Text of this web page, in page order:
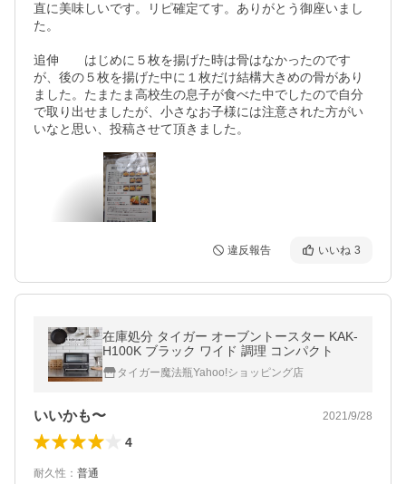
直に美味しいです。リピ確定てす。ありがとう御座いまし
た。
追伸　　はじめに５枚を揚げた時は骨はなかったのです
が、後の５枚を揚げた中に１枚だけ結構大きめの骨があり
ました。たまたま高校生の息子が食べた中でしたので自分
で取り出せましたが、小さなお子様には注意された方がい
いなと思い、投稿させて頂きました。
違反報告 いいね 3
在庫処分 タイガー オーブントースター KAK-
H100K ブラック ワイド 調理 コンパクト
タイガー魔法瓶Yahoo!ショッピング店
いいかも〜 2021/9/28
4
耐久性 ： 普通